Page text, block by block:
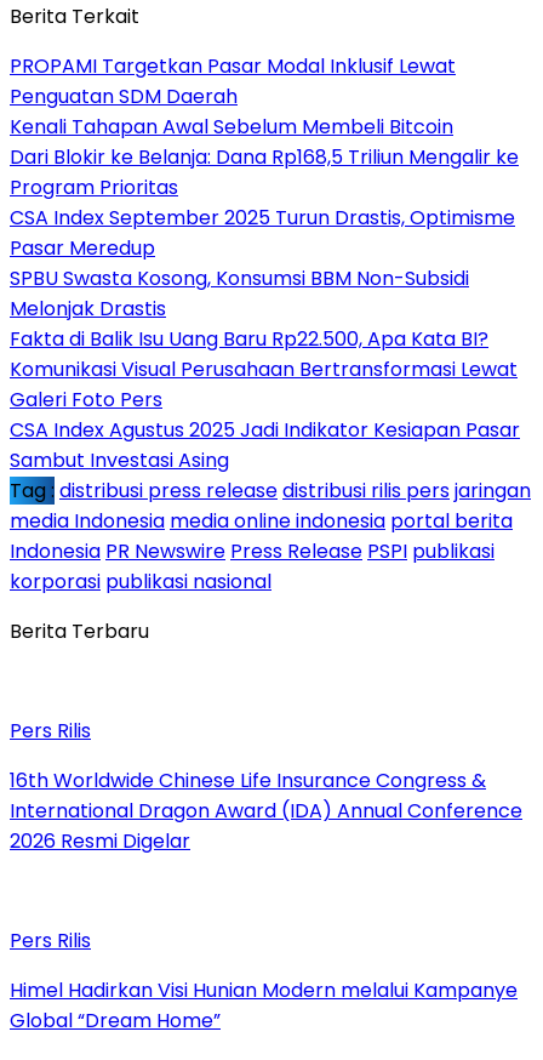
Berita Terkait
PROPAMI Targetkan Pasar Modal Inklusif Lewat
Penguatan SDM Daerah
Kenali Tahapan Awal Sebelum Membeli Bitcoin
Dari Blokir ke Belanja: Dana Rp168,5 Triliun Mengalir ke
Program Prioritas
CSA Index September 2025 Turun Drastis, Optimisme
Pasar Meredup
SPBU Swasta Kosong, Konsumsi BBM Non-Subsidi
Melonjak Drastis
Fakta di Balik Isu Uang Baru Rp22.500, Apa Kata BI?
Komunikasi Visual Perusahaan Bertransformasi Lewat
Galeri Foto Pers
CSA Index Agustus 2025 Jadi Indikator Kesiapan Pasar
Sambut Investasi Asing
Tag : distribusi press releasedistribusi rilis persjaringan
media Indonesia media online indonesia portal berita
Indonesia PR Newswire Press Release PSPI publikasi
korporasi publikasi nasional
Berita Terbaru
Pers Rilis
16th Worldwide Chinese Life Insurance Congress &
International Dragon Award (IDA) Annual Conference
2026 Resmi Digelar
Pers Rilis
Himel Hadirkan Visi Hunian Modern melalui Kampanye
Global “Dream Home”